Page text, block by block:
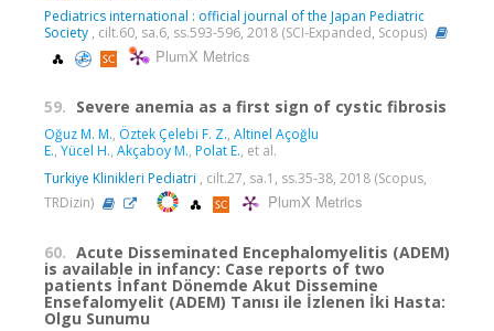
Pediatrics international : official journal of the Japan Pediatric
Society , cilt.60, sa.6, ss.593-596, 2018 (SCI-Expanded, Scopus)
PlumX Metrics
59. Severe anemia as a first sign of cystic fibrosis
Oğuz M. M., Öztek Çelebi F. Z., Altinel Açoğlu
E., Yücel H., Akçaboy M., Polat E., et al.
Turkiye Klinikleri Pediatri , cilt.27, sa.1, ss.35-38, 2018 (Scopus,
TRDizin)
PlumX Metrics
60. Acute Disseminated Encephalomyelitis (ADEM)
is available in infancy: Case reports of two
patients İnfant Dönemde Akut Dissemine
Ensefalomyelit (ADEM) Tanısı ile İzlenen İki Hasta:
Olgu Sunumu